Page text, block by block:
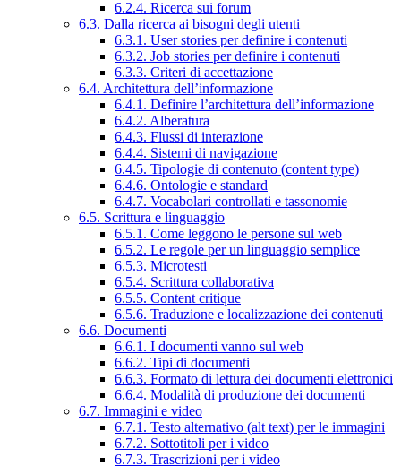
6.2.4. Ricerca sui forum
6.3. Dalla ricerca ai bisogni degli utenti
6.3.1. User stories per definire i contenuti
6.3.2. Job stories per definire i contenuti
6.3.3. Criteri di accettazione
6.4. Architettura dell’informazione
6.4.1. Definire l’architettura dell’informazione
6.4.2. Alberatura
6.4.3. Flussi di interazione
6.4.4. Sistemi di navigazione
6.4.5. Tipologie di contenuto (content type)
6.4.6. Ontologie e standard
6.4.7. Vocabolari controllati e tassonomie
6.5. Scrittura e linguaggio
6.5.1. Come leggono le persone sul web
6.5.2. Le regole per un linguaggio semplice
6.5.3. Microtesti
6.5.4. Scrittura collaborativa
6.5.5. Content critique
6.5.6. Traduzione e localizzazione dei contenuti
6.6. Documenti
6.6.1. I documenti vanno sul web
6.6.2. Tipi di documenti
6.6.3. Formato di lettura dei documenti elettronici
6.6.4. Modalità di produzione dei documenti
6.7. Immagini e video
6.7.1. Testo alternativo (alt text) per le immagini
6.7.2. Sottotitoli per i video
6.7.3. Trascrizioni per i video